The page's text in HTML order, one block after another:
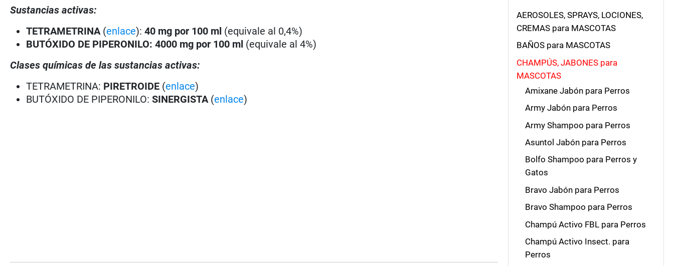
Sustancias activas:
TETRAMETRINA (enlace): 40 mg por 100 ml (equivale al 0,4%)
BUTÓXIDO DE PIPERONILO: 4000 mg por 100 ml (equivale al 4%)
Clases químicas de las sustancias activas:
TETRAMETRINA: PIRETROIDE (enlace)
BUTÓXIDO DE PIPERONILO:SINERGISTA (enlace)
AEROSOLES, SPRAYS, LOCIONES,
CREMAS para MASCOTAS
BAÑOS para MASCOTAS
CHAMPÚS, JABONES para
MASCOTAS
Amixane Jabón para Perros
Army Jabón para Perros
Army Shampoo para Perros
Asuntol Jabón para Perros
Bolfo Shampoo para Perros y
Gatos
Bravo Jabón para Perros
Bravo Shampoo para Perros
Champú Activo FBL para Perros
Champú Activo Insect. para
Perros